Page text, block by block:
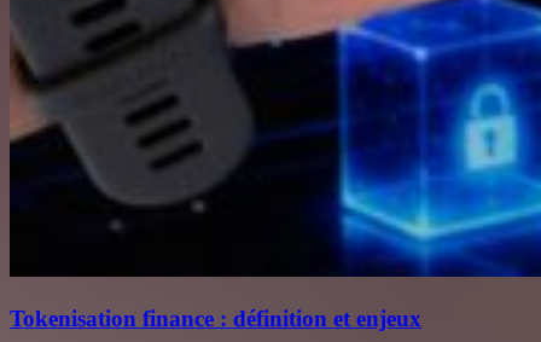
Tokenisation finance : définition et enjeux